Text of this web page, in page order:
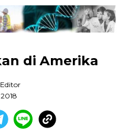
di Amerika